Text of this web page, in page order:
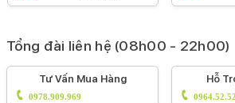
Tổng đài liên hệ (08h00 - 22h00)
Tư Vấn Mua Hàng
0978.909.969
Hỗ